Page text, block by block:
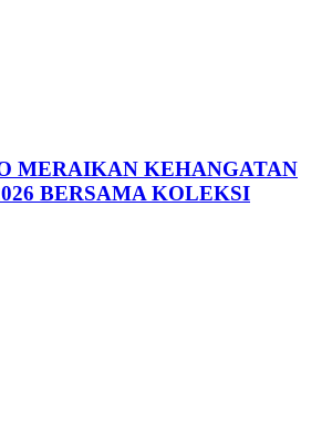
MERAIKAN KEHANGATAN
BERSAMA KOLEKSI